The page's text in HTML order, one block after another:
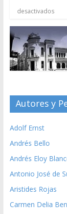
desactivados
Autores y
Adolf Ernst
Andrés Bello
Andrés Eloy
Antonio José de
Aristides Rojas
Carmen Delia